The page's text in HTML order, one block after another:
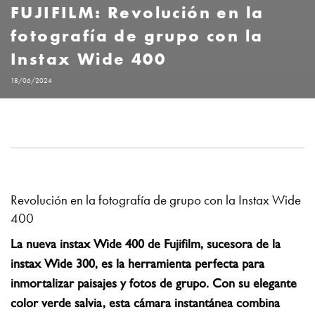
FUJIFILM: Revolución en la
fotografía de grupo con la
Instax Wide 400
18/06/2024
Revolución en la fotografía de grupo con la Instax Wide
400
La nueva instax Wide 400 de Fujifilm, sucesora de la
instax Wide 300, es la herramienta perfecta para
inmortalizar paisajes y fotos de grupo. Con su elegante
color verde salvia, esta cámara instantánea combina